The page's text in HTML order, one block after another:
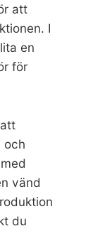
att
I
en
för
och
vänd
du